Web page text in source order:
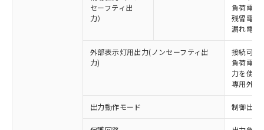
セーフティ出
力）
負荷電流
残留電圧
漏れ電流
外部表示灯用出力(ノンセーフティ出
力)
接続可能
負荷電流
力を使用
専用外部
出力動作モード 制御出力